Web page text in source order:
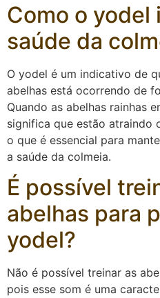
Como o yodel
saúde da
O yodel é um indicativo de
abelhas está ocorrendo de
Quando as abelhas rainhas
significa que estão atraindo
o que é essencial para
a saúde da colmeia.
É possível
abelhas para
yodel?
Não é possível treinar as
pois esse som é uma